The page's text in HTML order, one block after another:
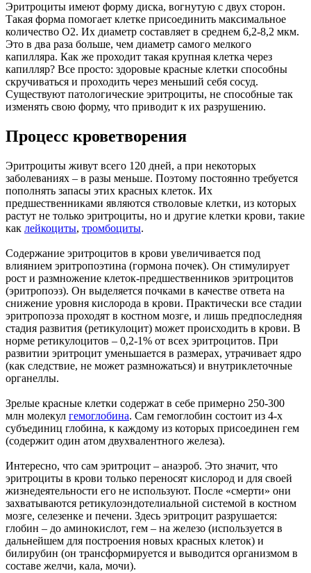
Эритроциты имеют форму диска, вогнутую с двух сторон.
Такая форма помогает клетке присоединить максимальное
количество О2. Их диаметр составляет в среднем 6,2-8,2 мкм.
Это в два раза больше, чем диаметр самого мелкого
капилляра. Как же проходит такая крупная клетка через
капилляр? Все просто: здоровые красные клетки способны
скручиваться и проходить через меньший себя сосуд.
Существуют патологические эритроциты, не способные так
изменять свою форму, что приводит к их разрушению.
Процесс кроветворения
Эритроциты живут всего 120 дней, а при некоторых
заболеваниях – в разы меньше. Поэтому постоянно требуется
пополнять запасы этих красных клеток. Их
предшественниками являются стволовые клетки, из которых
растут не только эритроциты, но и другие клетки крови, такие
как лейкоциты, тромбоциты.
Содержание эритроцитов в крови увеличивается под
влиянием эритропоэтина (гормона почек). Он стимулирует
рост и размножение клеток-предшественников эритроцитов
(эритропоэз). Он выделяется почками в качестве ответа на
снижение уровня кислорода в крови. Практически все стадии
эритропоэза проходят в костном мозге, и лишь предпоследняя
стадия развития (ретикулоцит) может происходить в крови. В
норме ретикулоцитов – 0,2-1% от всех эритроцитов. При
развитии эритроцит уменьшается в размерах, утрачивает ядро
(как следствие, не может размножаться) и внутриклеточные
органеллы.
Зрелые красные клетки содержат в себе примерно 250-300
млн молекул гемоглобина. Сам гемоглобин состоит из 4-х
субъединиц глобина, к каждому из которых присоединен гем
(содержит один атом двухвалентного железа).
Интересно, что сам эритроцит – анаэроб. Это значит, что
эритроциты в крови только переносят кислород и для своей
жизнедеятельности его не используют. После «смерти» они
захватываются ретикулоэндотелиальной системой в костном
мозге, селезенке и печени. Здесь эритроцит разрушается:
глобин – до аминокислот, гем – на железо (используется в
дальнейшем для построения новых красных клеток) и
билирубин (он трансформируется и выводится организмом в
составе желчи, кала, мочи).